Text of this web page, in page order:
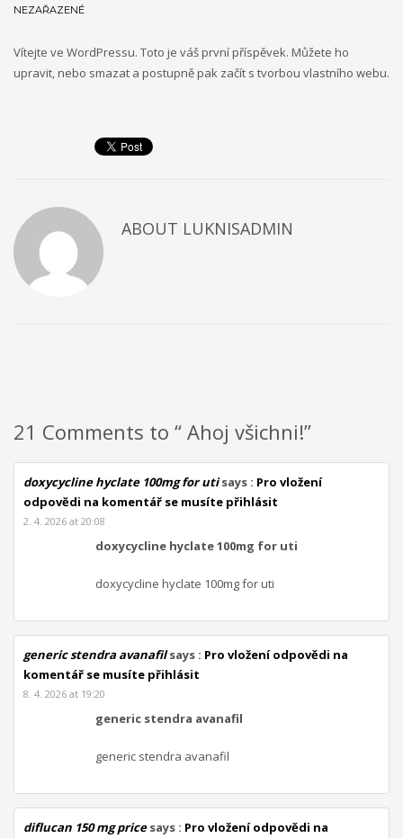
NEZAŘAZENÉ
Vítejte ve WordPressu. Toto je váš první příspěvek. Můžete ho
upravit, nebo smazat a postupně pak začít s tvorbou vlastního webu.
ABOUT LUKNISADMIN
21 Comments to “ Ahoj všichni!”
doxycycline hyclate 100mg for utisays : Pro vložení
odpovědi na komentář se musíte přihlásit
2. 4. 2026 at 20:08
doxycycline hyclate 100mg for uti
doxycycline hyclate 100mg for uti
generic stendra avanafilsays : Pro vložení odpovědi na
komentář se musíte přihlásit
8. 4. 2026 at 19:20
generic stendra avanafil
generic stendra avanafil
diflucan 150 mg pricesays : Pro vložení odpovědi na